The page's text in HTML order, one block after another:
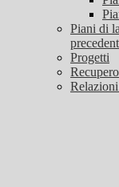
Piani di
Progetti
Recupero